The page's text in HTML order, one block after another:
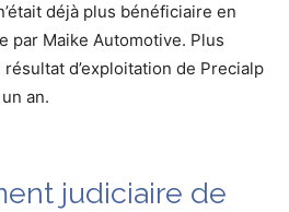
déjà plus bénéficiaire en
par Maike Automotive. Plus
d’exploitation de Precialp
an.
judiciaire de